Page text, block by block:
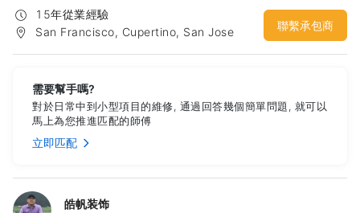
15年從業經驗
San Francisco, Cupertino, San Jose
聯繫承包商
需要幫手嗎?
對於日常中到小型項目的維修, 通過回答幾個簡單問題, 就可以
馬上為您推進匹配的師傅
立即匹配
皓帆装饰